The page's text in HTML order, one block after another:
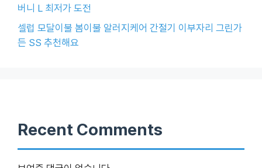
버니 L 최저가 도전
셀럽 모달이불 봄이불 알러지케어 간절기 이부자리 그린가
든 SS 추천해요
Recent Comments